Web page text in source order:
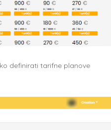
definirati tarifne planove